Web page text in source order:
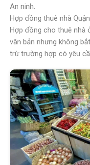
An ninh.
Hợp đồng thuê nhà
Hợp đồng cho thuê nhà
văn bản nhưng không
trừ trường hợp có yêu